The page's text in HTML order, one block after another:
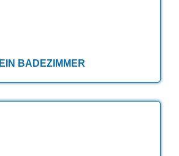
EIN BADEZIMMER
EIN BADEZIMMER